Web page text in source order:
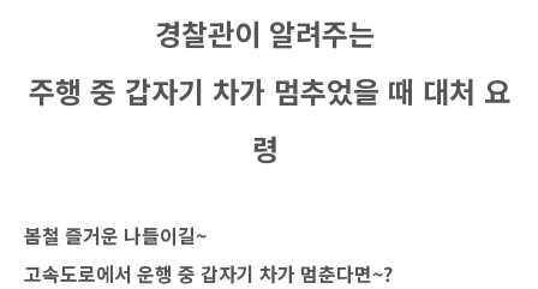
경찰관이 알려주는
주행 중 갑자기 차가 멈추었을 때 대처 요
령
봄철 즐거운 나들이길~
고속도로에서 운행 중 갑자기 차가 멈춘다면~?